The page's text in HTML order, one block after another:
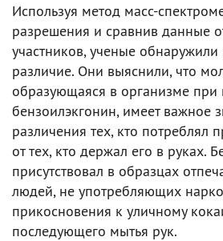
Используя метод масс-
разрешения и сравнив данные
участников, ученые
различие. Они выяснили, что
образующаяся в организме при
бензоилэкгонин, имеет важное
различения тех, кто потреблял
от тех, кто держал его в руках.
присутствовал в образцах
людей, не употребляющих
прикосновения к уличному
последующего мытья рук.